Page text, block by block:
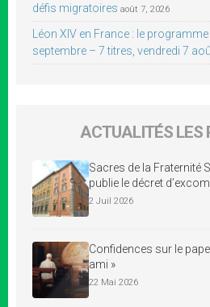
défis migratoires août 7, 2026
Léon XIV en France : le
septembre – 7 titres, vendredi 7
ACTUALITÉS LES
Sacres de la Fraternité
publie le décret
2 Juil 2026
Confidences sur le
ami »
22 Mai 2026